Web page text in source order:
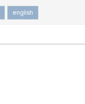
english